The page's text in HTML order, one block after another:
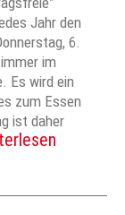
Jahr den
6.
im
Es wird ein
zum Essen
ist daher